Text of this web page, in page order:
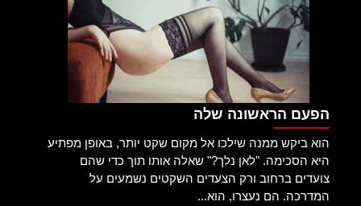
הפעם הראשונה שלה
הוא ביקש ממנה שילכו אל מקום שקט יותר, באופן מפתיע
היא הסכימה. "לאן נלך?" שאלה אותו תוך כדי שהם
צועדים ברחוב ורק הצעדים השקטים נשמעים על
המדרכה. הם נעצרו, הוא...